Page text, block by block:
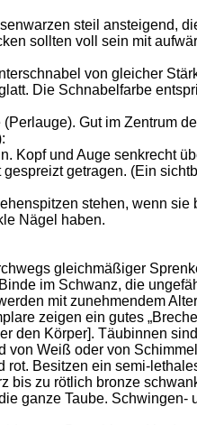
steil ansteigend,
sollten voll sein mit
von gleicher
Die Schnabelfarbe
Gut im Zentrum
Kopf und Auge senkrecht
getragen. (Ein
stehen, wenn
Nägel haben.
gleichmäßiger
im Schwanz, die
mit zunehmendem
zeigen ein gutes
den Körper]. Täubinnen
von Weiß oder von
rot. Besitzen ein semi-
bis zu rötlich bronze
ganze Taube.